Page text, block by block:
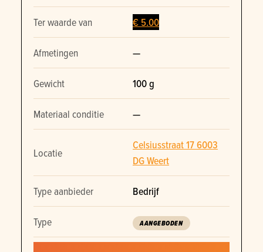
Ter waarde van € 5.00
Afmetingen —
Gewicht 100 g
Materiaal conditie —
Locatie
Celsiusstraat 17 6003
DG Weert
Type aanbieder Bedrijf
Type AANGEBODEN